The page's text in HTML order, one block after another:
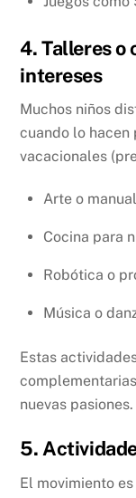
4. Talleres o
intereses
Muchos niños
cuando lo
vacacionales
Arte o
Cocina para
Robótica o
Música o
Estas
nuevas pasiones.
5.
El movimiento